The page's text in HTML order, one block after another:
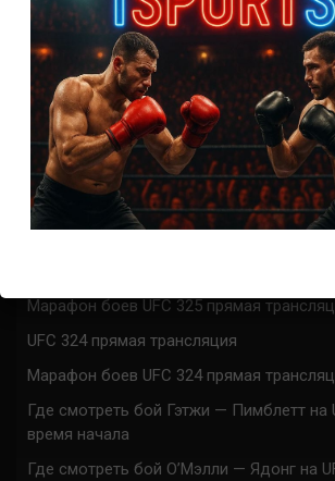
0 КОММЕНТАРИЕВ
СВЕЖИЕ ЗАПИСИ
Марафон боев UFC 325 прямая
UFC 324 прямая трансляция
Марафон боев UFC 324 прямая
Где смотреть бой Гэтжи — Пимблетт на
время начала
Где смотреть бой О’Мэлли — Ядонг на